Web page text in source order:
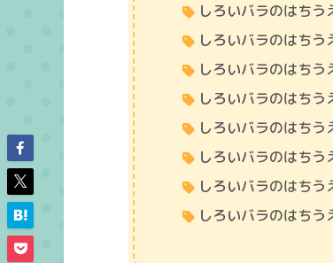
しろいバラのはちう
しろいバラのはちう
しろいバラのはち
しろいバラのはち
しろいバラのはちう
しろいバラのはちう
しろいバラのはち
しろいバラのはち